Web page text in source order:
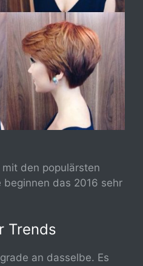
den populärsten
beginnen das 2016 sehr
Trends
an dasselbe. Es